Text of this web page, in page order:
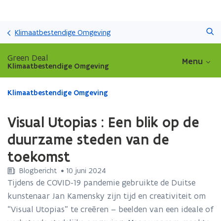
Klimaatbestendige Omgeving
Green Deal
Klimaatbestendige Omgeving Menu
Gedaan
bevindt
zich
op:
Visual
Utopias
Een
blik
Klimaatbestendige Omgeving
Visual Utopias : Een blik op de
duurzame steden van de
toekomst
Blogbericht • 10 juni 2024
Tijdens de COVID-19 pandemie gebruikte de Duitse
kunstenaar Jan Kamensky zijn tijd en creativiteit om
“Visual Utopias” te creëren – beelden van een ideale of